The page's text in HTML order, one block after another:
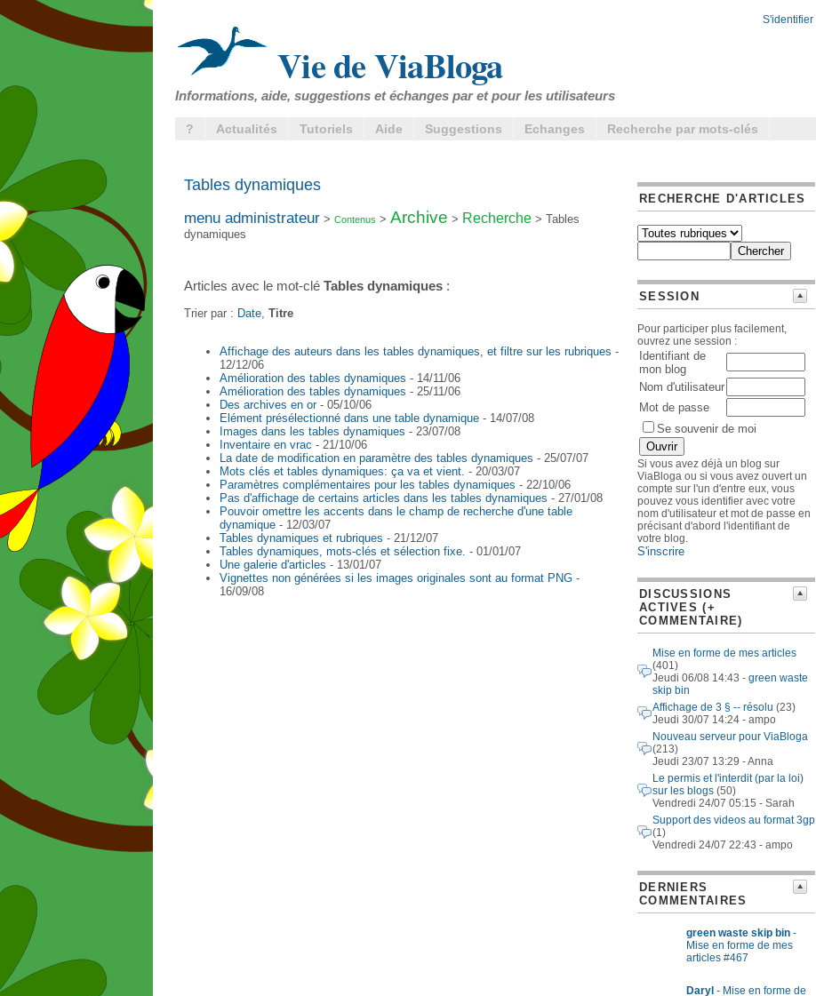
S'identifier
Vie de ViaBloga
Informations, aide, suggestions et échanges par et pour les utilisateurs
? Actualités Tutoriels Aide Suggestions Echanges Recherche par mots-clés
Tables dynamiques
menu administrateur > Contenus > Archive > Recherche > Tables
dynamiques
Articles avec le mot-clé Tables dynamiques :
Trier par : Date, Titre
Affichage des auteurs dans les tables dynamiques, et filtre sur les rubriques -
12/12/06
Amélioration des tables dynamiques - 14/11/06
Amélioration des tables dynamiques - 25/11/06
Des archives en or- 05/10/06
Elément présélectionné dans une table dynamique - 14/07/08
Images dans les tables dynamiques - 23/07/08
Inventaire en vrac - 21/10/06
La date de modification en paramètre des tables dynamiques - 25/07/07
Mots clés et tables dynamiques: ça va et vient. - 20/03/07
Paramètres complémentaires pour les tables dynamiques - 22/10/06
Pas d'affichage de certains articles dans les tables dynamiques - 27/01/08
Pouvoir omettre les accents dans le champ de recherche d'une table
dynamique - 12/03/07
Tables dynamiques et rubriques - 21/12/07
Tables dynamiques, mots-clés et sélection fixe. - 01/01/07
Une galerie d'articles - 13/01/07
Vignettes non générées si les images originales sont au format PNG -
16/09/08
RECHERCHE D'ARTICLES
SESSION
Pour participer plus facilement,
ouvrez une session :
Identifiant de
mon blog
Nom d'utilisateur
Mot de passe
Se souvenir de moi
Si vous avez déjà un blog sur
ViaBloga ou si vous avez ouvert un
compte sur l'un d'entre eux, vous
pouvez vous identifier avec votre
nom d'utilisateur et mot de passe en
précisant d'abord l'identifiant de
votre blog.
S'inscrire
DISCUSSIONS
ACTIVES (+
COMMENTAIRE)
Mise en forme de mes articles
(401)
Jeudi 06/08 14:43 - green waste
skip bin
Affichage de 3 § -- résolu (23)
Jeudi 30/07 14:24 - ampo
Nouveau serveur pour ViaBloga
(213)
Jeudi 23/07 13:29 - Anna
Le permis et l'interdit (par la loi)
sur les blogs (50)
Vendredi 24/07 05:15 - Sarah
Support des videos au format 3gp
(1)
Vendredi 24/07 22:43 - ampo
DERNIERS
COMMENTAIRES
green waste skip bin -
Mise en forme de mes
articles #467
Daryl - Mise en forme de